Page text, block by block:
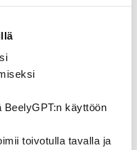
käyttöön
toivotulla tavalla ja